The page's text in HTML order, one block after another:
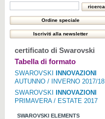
certificato di Swarovski
Tabella di formato
SWAROVSKI
INNOVAZIONI
AUTUNNO / INVERNO 2017/18
SWAROVSKI
INNOVAZIONI
PRIMAVERA / ESTATE 2017
SWAROVSKI ELEMENTS